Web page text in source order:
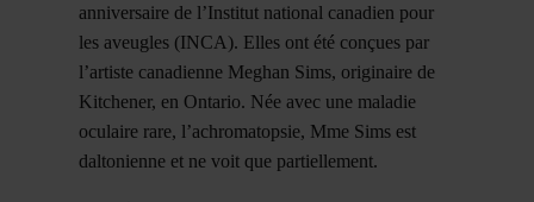
anniversaire de l’Institut national canadien pour
les aveugles (INCA). Elles ont été conçues par
l’artiste canadienne Meghan Sims, originaire de
Kitchener, en Ontario. Née avec une maladie
oculaire rare, l’achromatopsie, Mme Sims est
daltonienne et ne voit que partiellement.